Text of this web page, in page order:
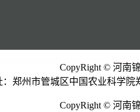
CopyRight © 河南
：郑州市管城区中国农业科学
CopyRight © 河南